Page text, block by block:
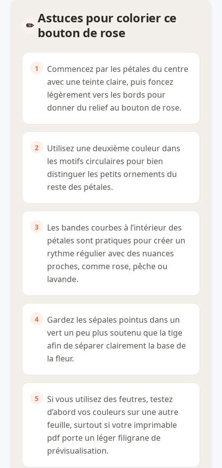
Astuces pour colorier ce
bouton de rose
Commencez par les pétales du centre
avec une teinte claire, puis foncez
légèrement vers les bords pour
donner du relief au bouton de rose.
Utilisez une deuxième couleur dans
les motifs circulaires pour bien
distinguer les petits ornements du
reste des pétales.
Les bandes courbes à l’intérieur des
pétales sont pratiques pour créer un
rythme régulier avec des nuances
proches, comme rose, pêche ou
lavande.
Gardez les sépales pointus dans un
vert un peu plus soutenu que la tige
afin de séparer clairement la base de
la fleur.
Si vous utilisez des feutres, testez
d’abord vos couleurs sur une autre
feuille, surtout si votre imprimable
pdf porte un léger filigrane de
prévisualisation.